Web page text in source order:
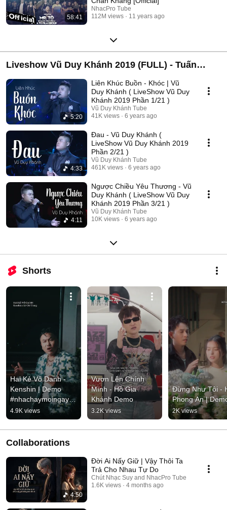
58:41
NhacPro Tube
112M views
11 years ago
Liveshow Vũ Duy Khánh 2019 (FULL) - Tuấn
Hưng , Đạt G , Dương Hoàng Yến
5:20
Liên Khúc Buồn - Khóc | Vũ
Duy Khánh ( LiveShow Vũ Duy
Khánh 2019 Phần 1/21 )
Vũ Duy Khánh Tube
41K views
6 years ago
4:33
Đau - Vũ Duy Khánh (
LiveShow Vũ Duy Khánh 2019
Phần 2/21 )
Vũ Duy Khánh Tube
461K views
6 years ago
4:11
Ngược Chiều Yêu Thương - Vũ
Duy Khánh ( LiveShow Vũ Duy
Khánh 2019 Phần 3/21 )
Vũ Duy Khánh Tube
10K views
6 years ago
Shorts
Hai Kẻ Vô Danh -
Kenshin | Demo
#nhachaymoingay
#tamtrang
4.9K views
Vươn Lên Chính
Mình - Hồ Gia
Khánh Demo
3.2K views
Đừng Như Tôi -
Phong An |
2K views
Collaborations
4:50
Đời Ai Nấy Giữ | Vậy Thôi Ta
Trả Cho Nhau Tự Do
Chút Nhạc Suy and NhacPro Tube
1.6K views
4 months ago